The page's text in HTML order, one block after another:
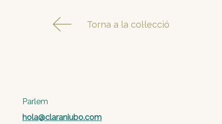
Torna a la col·lecció
Parlem
hola@claraniubo.com